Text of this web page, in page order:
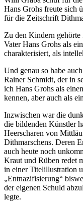
Hans Grohs freute sich
für die Zeitschrift
Zu den Kindern gehörte
Vater Hans Grohs als
charakterisiert, als
Und genau so habe
Rainer Schmidt, der in
ich Hans Grohs als
kennen, aber auch als
Inzwischen war die
die bildenden Künstler
Heerscharen von
Dithmarschens. Deren
auch heute noch
Kraut und Rüben redet
in einer Titelillustration
„Entnazifisierung“
der eigenen Schuld
legte.